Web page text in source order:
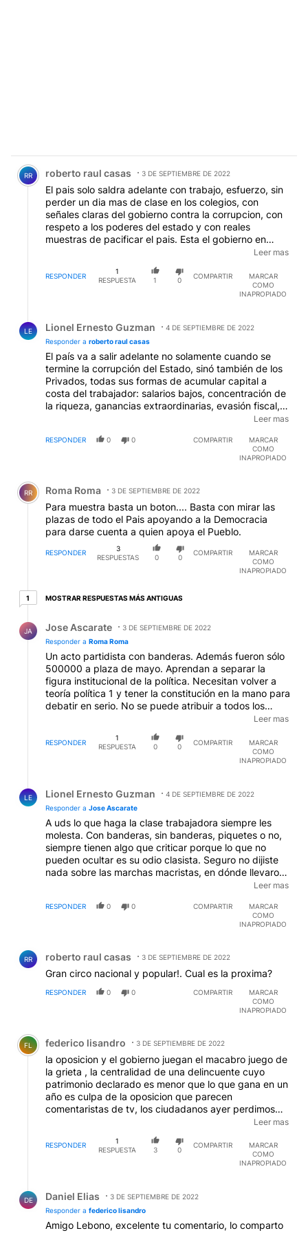
Comentario de roberto raul casas.
RR roberto raul casas 3 DE SEPTIEMBRE DE 2022
El pais solo saldra adelante con trabajo, esfuerzo, sin
perder un dia mas de clase en los colegios, con
señales claras del gobierno contra la corrupcion, con
respeto a los poderes del estado y con reales
muestras de pacificar el pais. Esta el gobierno en
parcialmente?. Visto los hechos recientemente
acaecidos pienso que estamos muy lejos....La
convocatoria partidaria a Plaza de Mayo es mas nafta
todo tipo y lamentable la utilizacion politica y
lamentable que una parte de nuestro pueblo no
comprenda que no se puede apoyar la corrupcion
desde el fanatismo.
Leer mas
RESPONDER
1
RESPUESTA
1 0
COMPARTIR
MARCAR
COMO
INAPROPIADO
LE Lionel Ernesto Guzman
4 DE SEPTIEMBRE DE 2022
Responder a roberto raul casas
El país va a salir adelante no solamente cuando se
termine la corrupción del Estado, sinó también de los
Privados, todas sus formas de acumular capital a
costa del trabajador: salarios bajos, concentración de
la riqueza, ganancias extraordinarias, evasión fiscal,
fuga de divisas etc. Un país es viable cuándo todas
derechos, cosa que Uds. No aceptan ni aceptarán
Leer mas
RESPONDER 0 0 COMPARTIR
MARCAR
COMO
INAPROPIADO
Comentario de Roma Roma.
RR Roma Roma 3 DE SEPTIEMBRE DE 2022
Para muestra basta un boton.... Basta con mirar las
plazas de todo el Pais apoyando a la Democracia
para darse cuenta a quien apoya el Pueblo.
RESPONDER
3
RESPUESTAS
0 0
COMPARTIR
MARCAR
COMO
INAPROPIADO
11 respuesta más antiguas
MOSTRAR RESPUESTAS MÁS ANTIGUAS
JA Jose Ascarate
3 DE SEPTIEMBRE DE 2022
Responder a Roma Roma
Un acto partidista con banderas. Además fueron sólo
500000 a plaza de mayo. Aprendan a separar la
figura institucional de la política. Necesitan volver a
teoría política 1 y tener la constitución en la mano para
debatir en serio. No se puede atribuir a todos los
argentinos el apoyo a una figura política antes a que
el rechazo del hecho por su gravedad institucional.
Además no correspondía feriado: no es religioso ni
festivo, es lamentable. Por eso correspondía duelo. Ni
Leer mas
RESPONDER
1
RESPUESTA
0 0
COMPARTIR
MARCAR
COMO
INAPROPIADO
LE Lionel Ernesto Guzman
4 DE SEPTIEMBRE DE 2022
Responder a Jose Ascarate
A uds lo que haga la clase trabajadora siempre les
molesta. Con banderas, sin banderas, piquetes o no,
siempre tienen algo que criticar porque lo que no
pueden ocultar es su odio clasista. Seguro no dijiste
nada sobre las marchas macristas, en dónde llevaron
bolsas mortuorias, guillotinas y toda clase de carteles
representan, osea al 18% de la población!!!!
Leer mas
RESPONDER 0 0 COMPARTIR
MARCAR
COMO
INAPROPIADO
RR roberto raul casas 3 DE SEPTIEMBRE DE 2022
Gran circo nacional y popular!. Cual es la proxima?
RESPONDER 0 0 COMPARTIR
MARCAR
COMO
INAPROPIADO
Comentario de federico lisandro.
FL federico lisandro 3 DE SEPTIEMBRE DE 2022
la oposicion y el gobierno juegan el macabro juego de
la grieta , la centralidad de una delincuente cuyo
patrimonio declarado es menor que lo que gana en un
año es culpa de la oposicion que parecen
comentaristas de tv, los ciudadanos ayer perdimos
otro dia de trabajo, de estudios, mientras ustedes se
pelean a ver quien es mas corrupto si macri o cristina
nosotros nos levantamos todos los dias en la
incertidumbre constante, somos equilibristas a los que
al dentista y si la obra social va a cubrirnos, no
sabemos si va a ver o no colectivos, a la inseguridad
le sumamos la violencia vemos con estupor como
Leer mas
RESPONDER
1
RESPUESTA
3 0
COMPARTIR
MARCAR
COMO
INAPROPIADO
DE Daniel Elias
3 DE SEPTIEMBRE DE 2022
Responder a federico lisandro
Amigo Lebono, excelente tu comentario, lo comparto